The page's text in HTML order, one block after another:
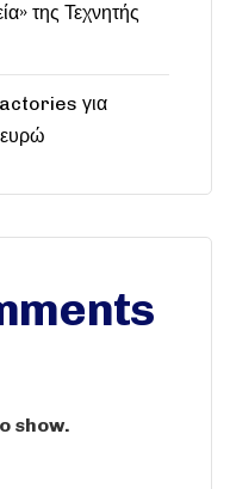
της Τεχνητής
για
show.